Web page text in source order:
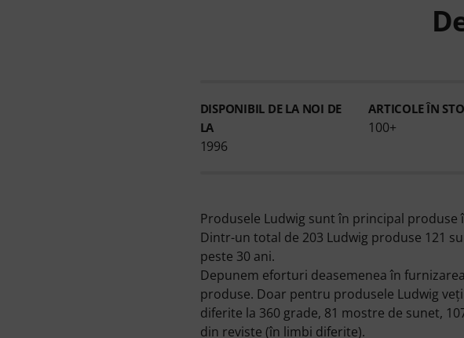
DISPONIBIL DE LA NOI DE
LA
1996
ARTICOLE ÎN
100+
Produsele Ludwig sunt în principal produse
Dintr-un total de 203 Ludwig produse 121
peste 30 ani.
Depunem eforturi deasemenea în
produse. Doar pentru produsele Ludwig
diferite la 360 grade, 81 mostre de sunet,
din reviste (în limbi diferite).